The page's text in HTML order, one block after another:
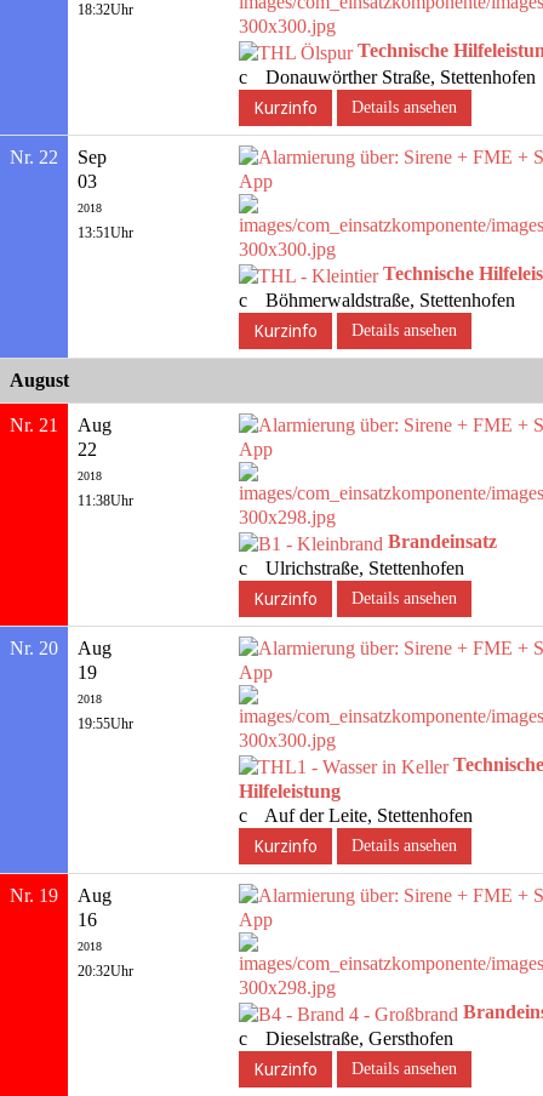
18:32Uhr
Technische
Donauwörther Straße, Stettenhofen
Details ansehen
Nr. 22
Sep
03
2018
13:51Uhr
Technische
Böhmerwaldstraße, Stettenhofen
Details ansehen
August
Nr. 21
Aug
22
2018
11:38Uhr
Brandeinsatz
Ulrichstraße, Stettenhofen
Details ansehen
Nr. 20
Aug
19
2018
19:55Uhr
Technische
Hilfeleistung
Auf der Leite, Stettenhofen
Details ansehen
Nr. 19
Aug
16
2018
20:32Uhr
Dieselstraße, Gersthofen
Details ansehen